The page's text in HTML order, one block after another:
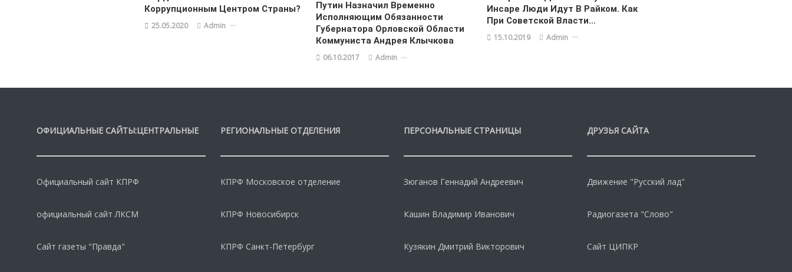
Коррупционным Центром Страны?
25.05.2020 Admin
Путин Назначил Временно
Исполняющим Обязанности
Губернатора Орловской Области
Коммуниста Андрея Клычкова
06.10.2017 Admin
Инсаре Люди Идут В Райком. Как
При Советской Власти…
15.10.2019 Admin
ОФИЦИАЛЬНЫЕ САЙТЫ:ЦЕНТРАЛЬНЫЕ
Официальный сайт КПРФ
официальный сайт ЛКСМ
Сайт газеты "Правда"
РЕГИОНАЛЬНЫЕ ОТДЕЛЕНИЯ
КПРФ Московское отделение
КПРФ Новосибирск
КПРФ Санкт-Петербург
ПЕРСОНАЛЬНЫЕ СТРАНИЦЫ
Зюганов Геннадий Андреевич
Кашин Владимир Иванович
Кузякин Дмитрий Викторович
ДРУЗЬЯ САЙТА
Движение "Русский лад"
Радиогазета "Слово"
Сайт ЦИПКР